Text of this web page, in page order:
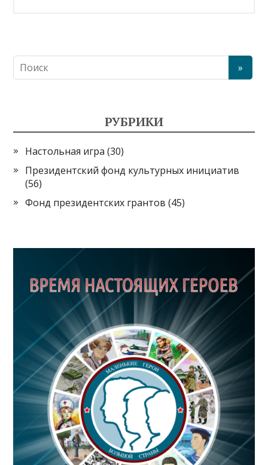
РУБРИКИ
Настольная игра (30)
Президентский фонд культурных инициатив
(56)
Фонд президентских грантов (45)